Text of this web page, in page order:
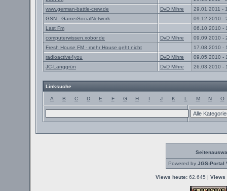
www.german-battle-crew.de
DvD Mihre
29.01.2011 -
GSN - GamerSocialNetwork
09.12.2010 -
Last Fm
06.10.2010 -
computerwissen.xobor.de
DvD Mihre
09.09.2010 -
Fresh House FM - mehr House geht nicht
17.08.2010 -
radioactive4you
DvD Mihre
09.05.2010 -
JC-Langgrün
DvD Mihre 26.03.2010 -
Linksuche
A B C D E F G H I J K L M N O
Powered by JGS-Portal
Views heute: 62.645 | Views